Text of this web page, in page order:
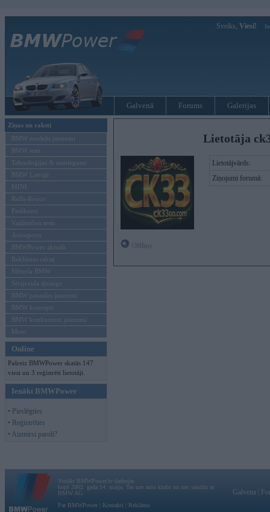
Sveiks, Viesi!
Galvenā Forums Galerijas
Ziņas un raksti
BMW modeļu jaunumi
BMW testi
Tehnoloģijas & sasniegumi
BMW Latvijā
MINI
Rolls-Royce
Pasākumi
Vadāmības tests
Autosports
BMWPower aktuāli
Reklāmas raksti
Mēneša BMW
Sērijveida tūnings
BMW pasaules jaunumi
BMW koncepti
BMW konkurentu jaunumi
Moto
Online
Pašreiz BMWPower skatās 147
viesi un 3 reģistrēti lietotāji.
Ienākt BMWPower
• Pieslēgties
• Reģistrēties
• Aizmirsi paroli?
Lietotāja
Lietotājvārds:
Ziņojumi forumā:
Vortāls BMWPower.lv darbojas
kopš 2002. gada 14. maija. Tas nav auto klubs un nav saistīts ar
BMW AG.
Par BMWPower
Kontakti Reklāma
Galvena